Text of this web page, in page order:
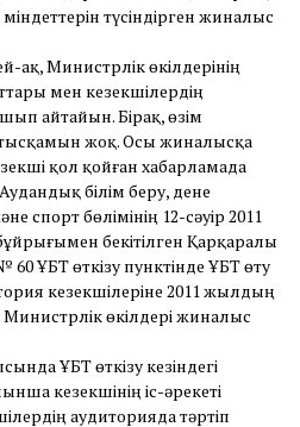
түсіндірген жиналыс
ақ, Министрлік өкілдерінің
мен кезекшілердің
айтайын. Бірақ, өзім
жоқ. Осы жиналысқа
қол қойған хабарламада
білім беру, дене
спорт бөлімінің 12-сәуір 2011
бекітілген Қарқаралы
ҰБТ өткізу пунктінде ҰБТ өту
кезекшілеріне 2011 жылдың
өкілдері жиналыс
ҰБТ өткізу кезіндегі
кезекшінің іс-әрекеті
аудиторияда тәртіп